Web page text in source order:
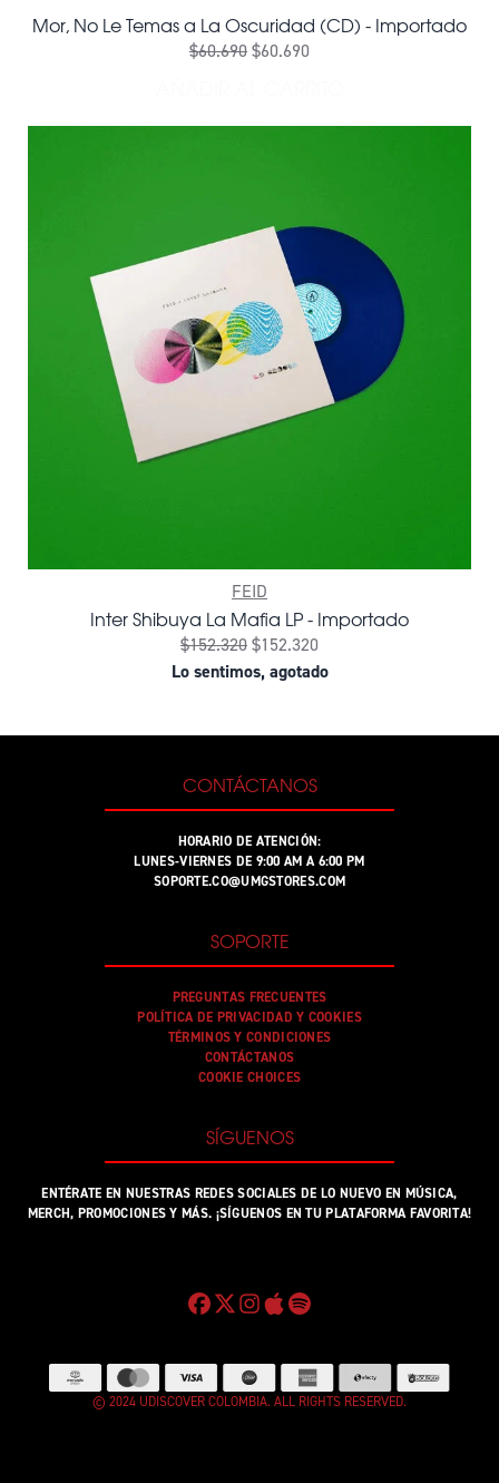
Mor, No Le Temas a La Oscuridad (CD) - Importado
$60.690$60.690
FEID
Inter Shibuya La Mafia LP - Importado
$152.320$152.320
Lo sentimos, agotado
CONTÁCTANOS
HORARIO DE ATENCIÓN:
LUNES-VIERNES DE 9:00 AM A 6:00 PM
SOPORTE.CO@UMGSTORES.COM
SOPORTE
PREGUNTAS FRECUENTES
POLÍTICA DE PRIVACIDAD Y COOKIES
TÉRMINOS Y CONDICIONES
CONTÁCTANOS
COOKIE CHOICES
SÍGUENOS
ENTÉRATE EN NUESTRAS REDES SOCIALES DE LO NUEVO EN MÚSICA,
MERCH, PROMOCIONES Y MÁS. ¡SÍGUENOS EN TU PLATAFORMA FAVORITA!
© 2024 UDISCOVER COLOMBIA. ALL RIGHTS RESERVED.